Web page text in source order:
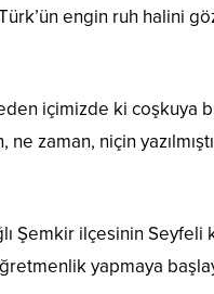
engin ruh halini
içimizde ki coşkuya
zaman, niçin
Şemkir ilçesinin Seyfeli
yapmaya